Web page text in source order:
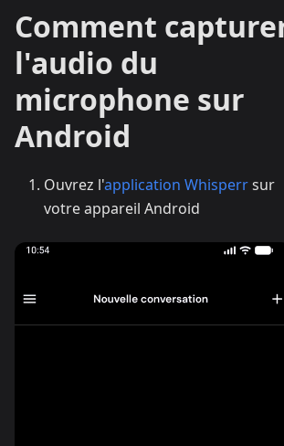
Comment
l'audio du
microphone sur
Android
Ouvrez l'application Whisperrsur
votre appareil Android